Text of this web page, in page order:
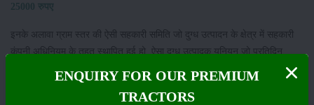
25000 रुपए
इनके अलावा ग्राम स्तर की ऐसी सहकारी समिति जो दुग्ध उत्पादन के क्षेत्र में सहकारी
कंपनी अधिनियम के तहत स्थापित हुई हो, ऐसा दुग्ध उत्पादक यूनियन जो प्रतिदिन
100 लीटर दूध का उत्पादन करता है, साथ ही उसके साथ कम से कम 50 किसान जुड़े
हैं और एमपीसी या एफपीओ भी इस पुरस्कार के लिए आवेदन के पात्र होंगे।
ENQUIRY FOR OUR PREMIUM
TRACTORS